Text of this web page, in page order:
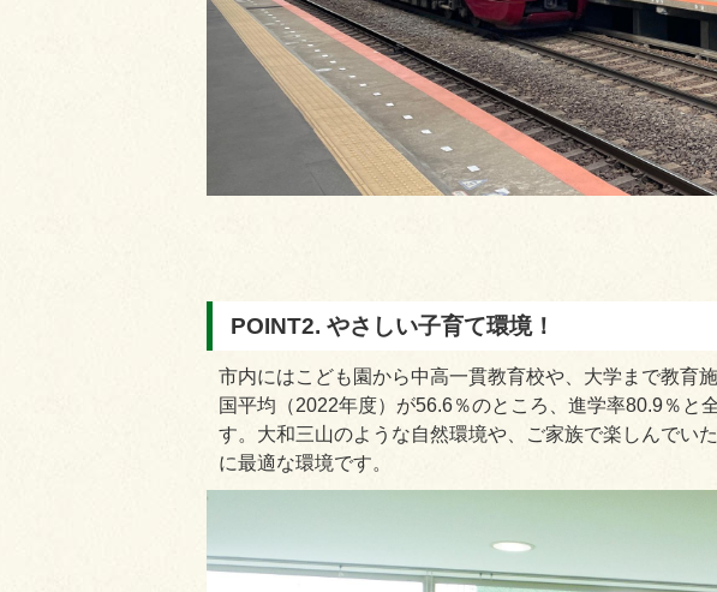
POINT2. やさしい子育て環境！
市内にはこども園から中高一貫教育校や、大学まで教育
国平均（2022年度）が56.6％のところ、進学率80.9％と
す。大和三山のような自然環境や、ご家族で楽しんでい
に最適な環境です。